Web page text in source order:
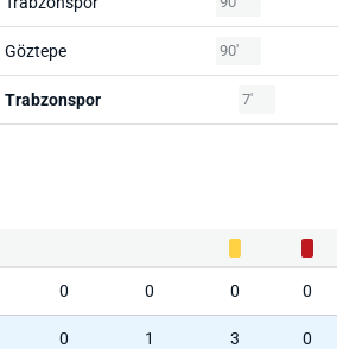
Göztepe 90'
Trabzonspor 7'
0 0 0 0
0 1 3 0